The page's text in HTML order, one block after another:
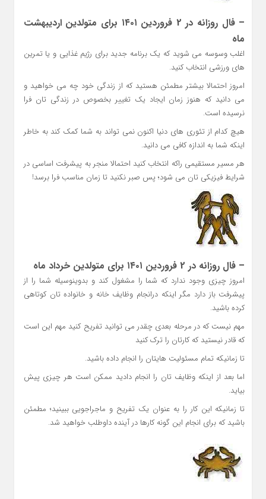
– فال روزانه در 2 فروردین ۱۴۰۱ برای متولدین اردیبهشت
ماه
اغلب وسوسه می شوید که یک برنامه جدید برای رژیم غذایی و یا تمرین
های ورزشی انتخاب کنید.
امروز احتمالا بیشتر مطمئن هستید که از زندگی خود چه می خواهید و
می دانید که هنوز زمان ایجاد یک تغییر بخصوص در زندگی تان فرا
نرسیده است.
هیچ کدام از تئوری های دنیا اکنون نمی تواند به شما کمک کند به خاطر
اینکه شما به اندازه کافی می دانید.
هر مسیر مستقیمی راکه انتخاب کنید احتمالا منجر به پیشرفت اساسی در
شرایط فیزیکی تان می شود؛ پس صبر نکنید تا زمان مناسب فرا برسد!
– فال روزانه در 2 فروردین ۱۴۰۱ برای متولدین خرداد ماه
امروز چیزی وجود ندارد که شما را مشغول کند و بدوینوسیله شما را از
پیشرفت باز دارد مگر اینکه درانجام وظایف خانه و خانواده تان کوتاهی
کرده باشید.
مهم نیست که در مرحله بعدی چقدر می توانید تفریح کنید مهم این است
که قادر نیستید که کارتان را ترک کنید
تا زمانیکه تمام مسئولیت هایتان را انجام داده باشید.
اما بعد از اینکه وظایف تان را انجام دادید ممکن است هر چیزی پیش
بیاید.
تا زمانیکه این کار را به عنوان یک تفریح و ماجراجویی ببینید؛ مطمئن
باشید که برای انجام این گونه کارها در آینده داوطلب خواهید شد.